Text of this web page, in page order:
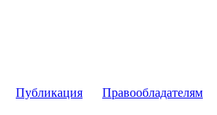
Публикация Правообладателям